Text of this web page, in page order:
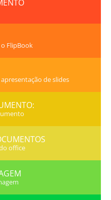
FlipBook
de slides
office